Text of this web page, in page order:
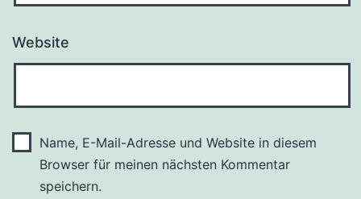
Website
Name, E-Mail-Adresse und Website in diesem
Browser für meinen nächsten Kommentar
speichern.